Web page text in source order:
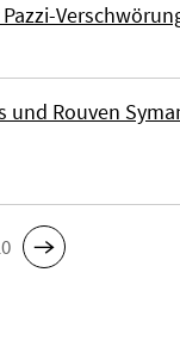
und Rouven